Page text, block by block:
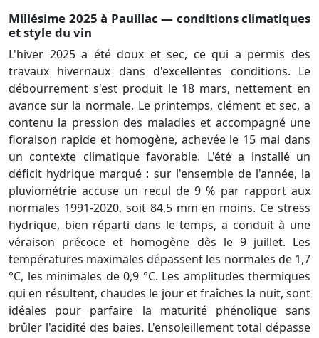
Millésime 2025 à Pauillac — conditions climatiques
et style du vin
L'hiver 2025 a été doux et sec, ce qui a permis des
travaux hivernaux dans d'excellentes conditions. Le
débourrement s'est produit le 18 mars, nettement en
avance sur la normale. Le printemps, clément et sec, a
contenu la pression des maladies et accompagné une
floraison rapide et homogène, achevée le 15 mai dans
un contexte climatique favorable. L'été a installé un
déficit hydrique marqué : sur l'ensemble de l'année, la
pluviométrie accuse un recul de 9 % par rapport aux
normales 1991-2020, soit 84,5 mm en moins. Ce stress
hydrique, bien réparti dans le temps, a conduit à une
véraison précoce et homogène dès le 9 juillet. Les
températures maximales dépassent les normales de 1,7
°C, les minimales de 0,9 °C. Les amplitudes thermiques
qui en résultent, chaudes le jour et fraîches la nuit, sont
idéales pour parfaire la maturité phénolique sans
brûler l'acidité des baies. L'ensoleillement total dépasse